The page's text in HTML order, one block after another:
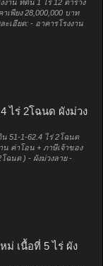
งาน ที่ดิน 1 ไร่ 12 ตาราง
เพียง 28,000,000 บาท
ะเอียด: - อาคารโรงงาน
ไร่ 2โฉนด ผังม่วง
น 51-1-62.4 ไร่ 2โฉนด
น ค่าโอน + ภาษีเจ้าของ
ฉนด ) - ผังม่วงลาย -
ม่ เนื้อที่ 5 ไร่ ผัง